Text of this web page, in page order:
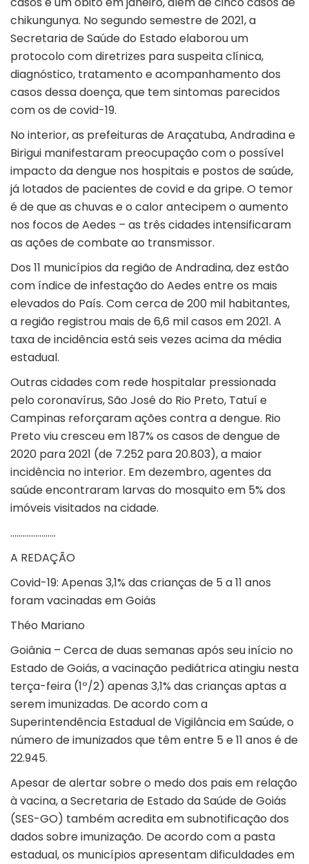
chikungunya. No segundo semestre de 2021, a
Secretaria de Saúde do Estado elaborou um
protocolo com diretrizes para suspeita clínica,
diagnóstico, tratamento e acompanhamento dos
casos dessa doença, que tem sintomas parecidos
com os de covid-19.
No interior, as prefeituras de Araçatuba, Andradina e
Birigui manifestaram preocupação com o possível
impacto da dengue nos hospitais e postos de saúde,
já lotados de pacientes de covid e da gripe. O temor
é de que as chuvas e o calor antecipem o aumento
nos focos de Aedes – as três cidades intensificaram
as ações de combate ao transmissor.
Dos 11 municípios da região de Andradina, dez estão
com índice de infestação do Aedes entre os mais
elevados do País. Com cerca de 200 mil habitantes,
a região registrou mais de 6,6 mil casos em 2021. A
taxa de incidência está seis vezes acima da média
estadual.
Outras cidades com rede hospitalar pressionada
pelo coronavírus, São José do Rio Preto, Tatuí e
Campinas reforçaram ações contra a dengue. Rio
Preto viu cresceu em 187% os casos de dengue de
2020 para 2021 (de 7.252 para 20.803), a maior
incidência no interior. Em dezembro, agentes da
saúde encontraram larvas do mosquito em 5% dos
imóveis visitados na cidade.
………………….
A REDAÇÃO
Covid-19: Apenas 3,1% das crianças de 5 a 11 anos
foram vacinadas em Goiás
Théo Mariano
Goiânia – Cerca de duas semanas após seu início no
Estado de Goiás, a vacinação pediátrica atingiu nesta
terça-feira (1º/2) apenas 3,1% das crianças aptas a
serem imunizadas. De acordo com a
Superintendência Estadual de Vigilância em Saúde, o
número de imunizados que têm entre 5 e 11 anos é de
22.945.
Apesar de alertar sobre o medo dos pais em relação
à vacina, a Secretaria de Estado da Saúde de Goiás
(SES-GO) também acredita em subnotificação dos
dados sobre imunização. De acordo com a pasta
estadual, os municípios apresentam dificuldades em